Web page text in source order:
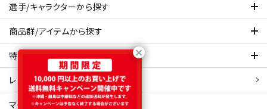
選手/キャラクターから探す
商品群/アイテムから探す
特集ページを見てみる
レビュー・口コミ 一覧ページ
マイアカウント